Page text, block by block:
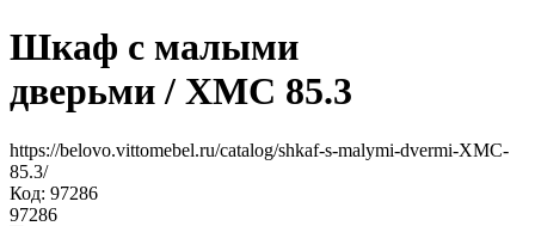
Шкаф с малыми
дверьми / XMC 85.3
https://belovo.vittomebel.ru/catalog/shkaf-s-malymi-dvermi-XMC-
85.3/
Код: 97286
97286